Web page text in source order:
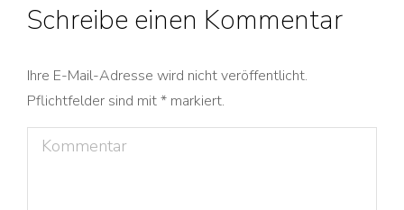
Schreibe einen Kommentar
Ihre E-Mail-Adresse wird nicht veröffentlicht.
Pflichtfelder sind mit* markiert.
Kommentar